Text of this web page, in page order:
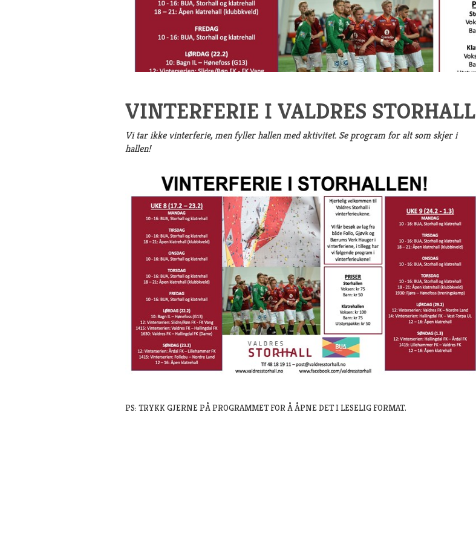
VINTERFERIE I VALDRES STORHALL
Vi tar ikke vinterferie, men fyller hallen med aktivitet. Se program for alt som skjer i
hallen!
PS: TRYKK GJERNE PÅ PROGRAMMET FOR Å ÅPNE DET I LESELIG FORMAT.